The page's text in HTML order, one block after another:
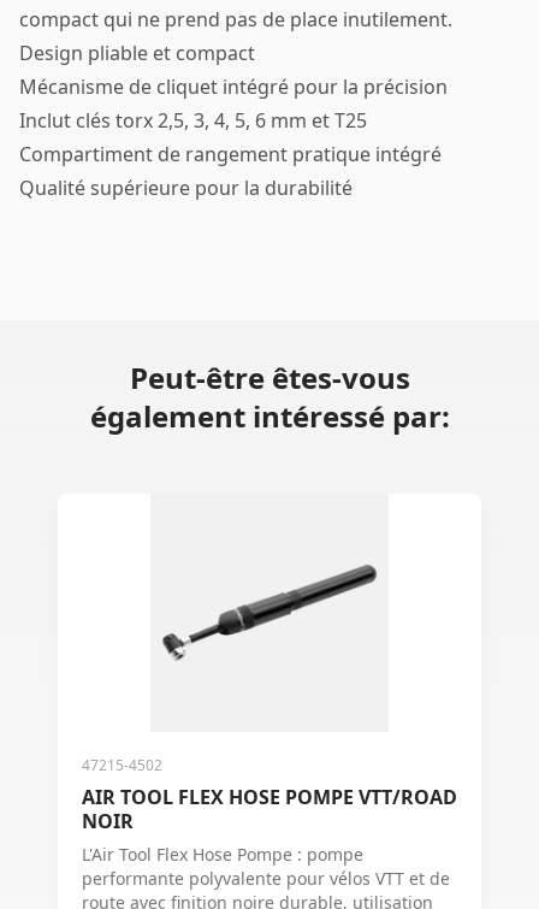
compact qui ne prend pas de place inutilement.
Design pliable et compact
Mécanisme de cliquet intégré pour la précision
Inclut clés torx 2,5, 3, 4, 5, 6 mm et T25
Compartiment de rangement pratique intégré
Qualité supérieure pour la durabilité
Peut-être êtes-vous
également intéressé par:
47215-4502
AIR TOOL FLEX HOSE POMPE VTT/ROAD
NOIR
L'Air Tool Flex Hose Pompe : pompe
performante polyvalente pour vélos VTT et de
route avec finition noire durable, utilisation